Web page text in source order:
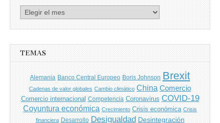
Archivo
TEMAS
Alemania Banco Central Europeo Boris Johnson Brexit
Cadenas de valor globales Cambio climático China Comercio
Comercio internacional Competencia Coronavirus COVID-19
Coyuntura económica Crecimiento Crisis económica Crisis
financiera Desarrollo Desigualdad Desintegración